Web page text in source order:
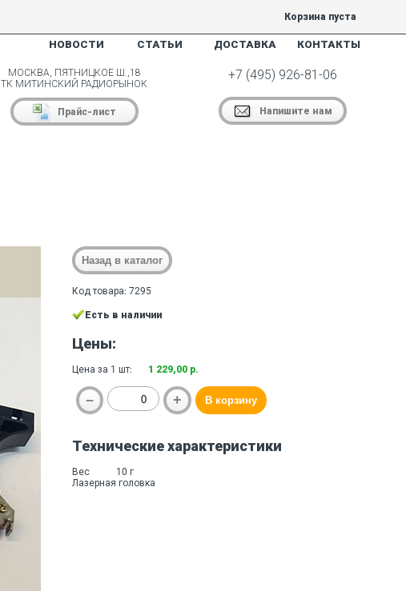
Корзина пуста
НОВОСТИ СТАТЬИ ДОСТАВКА КОНТАКТЫ
МОСКВА, ПЯТНИЦКОЕ Ш.,18
ТК МИТИНСКИЙ РАДИОРЫНОК
Прайс-лист
+7 (495) 926-81-06
Напишите нам
Код товара: 7295
Есть в наличии
Цены:
Цена за 1 шт: 1 229,00 р.
Технические характеристики
Вес
10 г
Лазерная головка